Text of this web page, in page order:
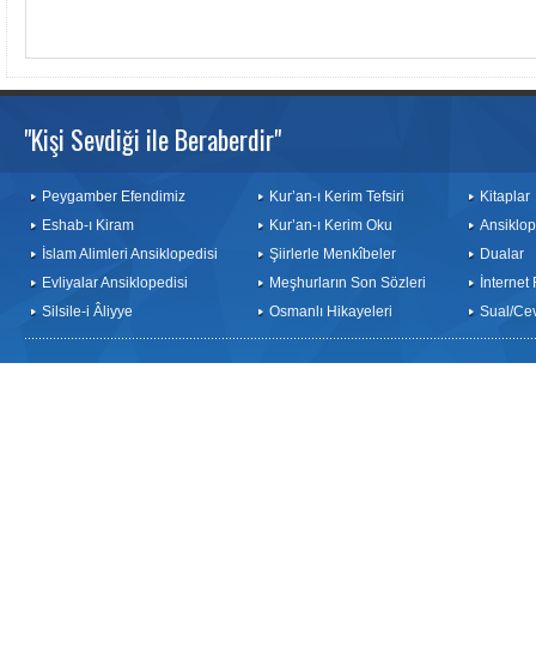
"Kişi Sevdiği ile Beraberdir"
Peygamber Efendimiz
Eshab-ı Kiram
İslam Alimleri Ansiklopedisi
Evliyalar Ansiklopedisi
Silsile-i Âliyye
Kur’an-ı Kerim Tefsiri
Kur’an-ı Kerim Oku
Şiirlerle Menkîbeler
Meşhurların Son Sözleri
Osmanlı Hikayeleri
Kitaplar
Dualar
İnternet
Sual/